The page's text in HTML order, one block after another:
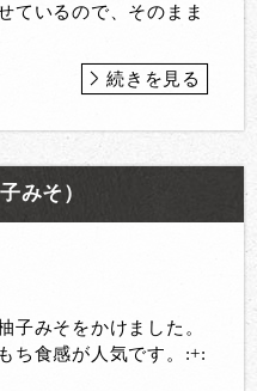
ているので、そのまま
続きを見る
みそ）
子みそをかけました。
ち食感が人気です。:+: